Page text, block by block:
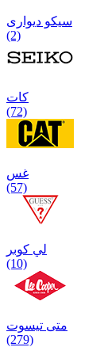
سیکو دیواری
(2)
كات
(72)
غس
(57)
لي كوبر
(10)
متی تیسوت
(279)